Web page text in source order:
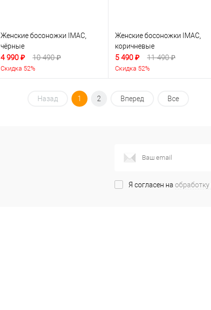
Женские босоножки IMAC,
чёрные
4 990 ₽ 10 490 ₽
Скидка 52%
Женские босоножки IMAC,
коричневые
5 490 ₽ 11 490 ₽
Скидка 52%
Назад 1 2 Вперед Все
Я согласен на